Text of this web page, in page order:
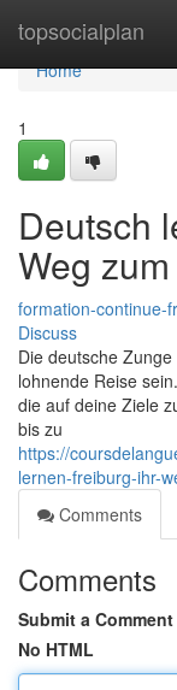
topsocialplan
Home
Home
1
Deutsch
Weg
formation-continue-
Discuss
Die deutsche
lohnende Reise
die auf deine Ziele
bis zu
https://
lernen-freiburg-ihr-
Comments
Comments
Submit a Comment
No HTML